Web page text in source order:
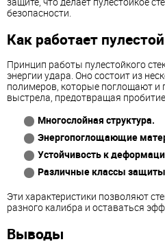
безопасности.
Как работает
Принцип работы пулестойкого
энергии удара. Оно состоит из
полимеров, которые поглощают и
выстрела, предотвращая
Многослойная структура.
Энергопоглощающие
Устойчивость к
Различные классы
Эти характеристики позволяют
разного калибра и оставаться
Выводы